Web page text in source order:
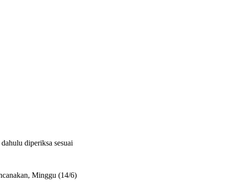
diperiksa sesuai
Minggu (14/6)